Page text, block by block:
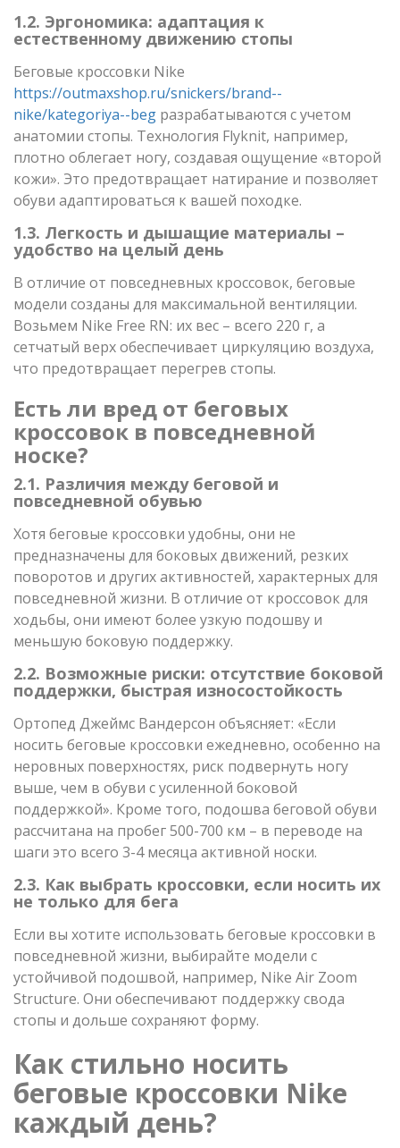
1.2. Эргономика: адаптация к
естественному движению стопы
Беговые кроссовки Nike
https://outmaxshop.ru/snickers/brand--
nike/kategoriya--beg разрабатываются с учетом
анатомии стопы. Технология Flyknit, например,
плотно облегает ногу, создавая ощущение «второй
кожи». Это предотвращает натирание и позволяет
обуви адаптироваться к вашей походке.
1.3. Легкость и дышащие материалы –
удобство на целый день
В отличие от повседневных кроссовок, беговые
модели созданы для максимальной вентиляции.
Возьмем Nike Free RN: их вес – всего 220 г, а
сетчатый верх обеспечивает циркуляцию воздуха,
что предотвращает перегрев стопы.
Есть ли вред от беговых
кроссовок в повседневной
носке?
2.1. Различия между беговой и
повседневной обувью
Хотя беговые кроссовки удобны, они не
предназначены для боковых движений, резких
поворотов и других активностей, характерных для
повседневной жизни. В отличие от кроссовок для
ходьбы, они имеют более узкую подошву и
меньшую боковую поддержку.
2.2. Возможные риски: отсутствие боковой
поддержки, быстрая износостойкость
Ортопед Джеймс Вандерсон объясняет: «Если
носить беговые кроссовки ежедневно, особенно на
неровных поверхностях, риск подвернуть ногу
выше, чем в обуви с усиленной боковой
поддержкой». Кроме того, подошва беговой обуви
рассчитана на пробег 500-700 км – в переводе на
шаги это всего 3-4 месяца активной носки.
2.3. Как выбрать кроссовки, если носить их
не только для бега
Если вы хотите использовать беговые кроссовки в
повседневной жизни, выбирайте модели с
устойчивой подошвой, например, Nike Air Zoom
Structure. Они обеспечивают поддержку свода
стопы и дольше сохраняют форму.
Как стильно носить
беговые кроссовки Nike
каждый день?